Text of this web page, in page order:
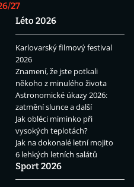
27
Léto 2026
Karlovarský filmový festival
2026
Znamení, že jste potkali
někoho z minulého života
Astronomické úkazy 2026:
zatmění slunce a další
Jak obléci miminko při
vysokých teplotách?
Jak na dokonalé letní mojito
6 lehkých letních salátů
Sport 2026